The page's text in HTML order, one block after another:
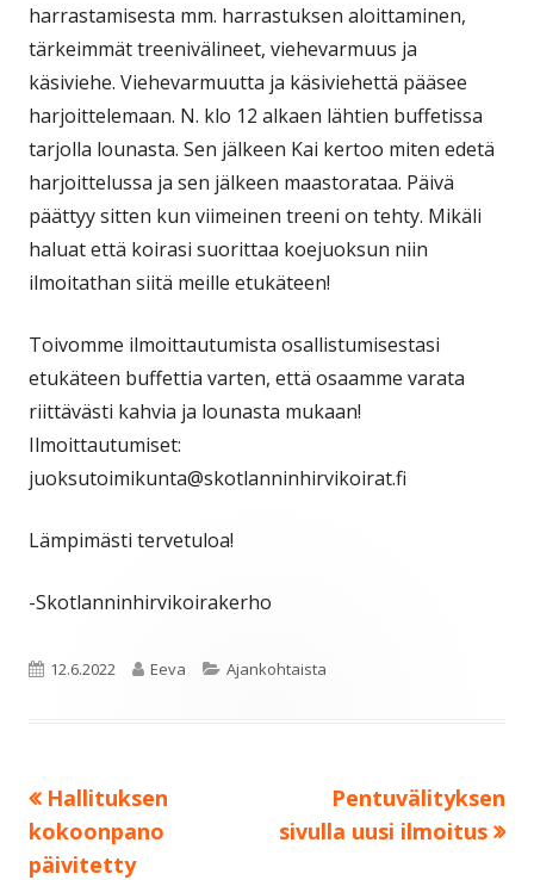
harrastamisesta mm. harrastuksen aloittaminen,
tärkeimmät treenivälineet, viehevarmuus ja
käsiviehe. Viehevarmuutta ja käsiviehettä pääsee
harjoittelemaan. N. klo 12 alkaen lähtien buffetissa
tarjolla lounasta. Sen jälkeen Kai kertoo miten edetä
harjoittelussa ja sen jälkeen maastorataa. Päivä
päättyy sitten kun viimeinen treeni on tehty. Mikäli
haluat että koirasi suorittaa koejuoksun niin
ilmoitathan siitä meille etukäteen!
Toivomme ilmoittautumista osallistumisestasi
etukäteen buffettia varten, että osaamme varata
riittävästi kahvia ja lounasta mukaan!
Ilmoittautumiset:
juoksutoimikunta@skotlanninhirvikoirat.fi
Lämpimästi tervetuloa!
-Skotlanninhirvikoirakerho
Julkaistu
12.6.2022 Kirjoittaja
Eeva Kategoriat
Ajankohtaista
Artikkelien
selaus
Edellinen:
Hallituksen
kokoonpano
päivitetty
Seuraava:
Pentuvälityksen
sivulla uusi ilmoitus